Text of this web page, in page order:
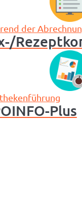
der
Plus